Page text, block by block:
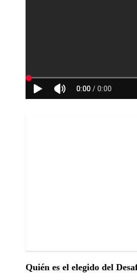
Quién es el elegido del